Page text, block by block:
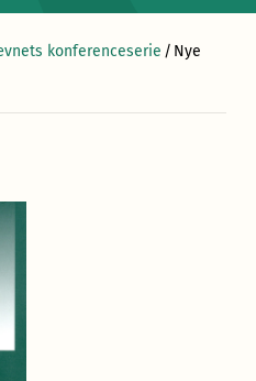
konferenceserie / Nye